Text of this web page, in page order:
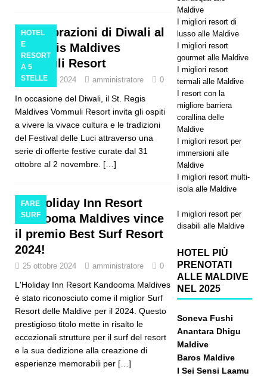
HOTEL
E
RESORT
A 5
STELLE
Celebrazioni di Diwali al
St. Regis Maldives
Vommuli Resort
26 ottobre 2024 amministratore 0
In occasione del Diwali, il St. Regis
Maldives Vommuli Resort invita gli ospiti
a vivere la vivace cultura e le tradizioni
del Festival delle Luci attraverso una
serie di offerte festive curate dal 31
ottobre al 2 novembre. […]
FARE
SURF
L'Holiday Inn Resort
Kandooma Maldives vince
il premio Best Surf Resort
2024!
25 ottobre 2024 amministratore 0
L'Holiday Inn Resort Kandooma Maldives
è stato riconosciuto come il miglior Surf
Resort delle Maldive per il 2024. Questo
prestigioso titolo mette in risalto le
eccezionali strutture per il surf del resort
e la sua dedizione alla creazione di
esperienze memorabili per […]
Maldive
I migliori resort di
lusso alle Maldive
I migliori resort
gourmet alle Maldive
I migliori resort
termali alle Maldive
I resort con la
migliore barriera
corallina delle
Maldive
I migliori resort per
immersioni alle
Maldive
I migliori resort multi-
isola alle Maldive
I migliori resort per
disabili alle Maldive
HOTEL PIÙ
PRENOTATI
ALLE MALDIVE
NEL 2025
Soneva Fushi
Anantara Dhigu
Maldive
Baros Maldive
I Sei Sensi Laamu